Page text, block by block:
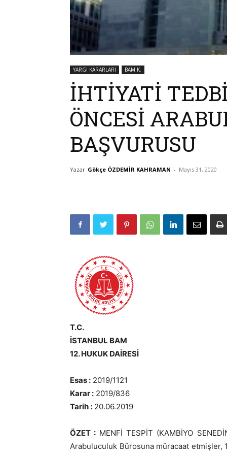
YARGI KARARLARI BAM K.
İHTİYATİ
ÖNCESİ
BAŞVURUSU
Yazar Gökçe ÖZDEMİR KAHRAMAN - Mayıs 31, 2020
T.C.
İSTANBUL BAM
12. HUKUK DAİRESİ
Esas : 2019/1121
Karar : 2019/836
Tarih : 20.06.2019
ÖZET : MENFİ TESPİT (KAMBİYO
Arabuluculuk Bürosuna müracaat etmişler,